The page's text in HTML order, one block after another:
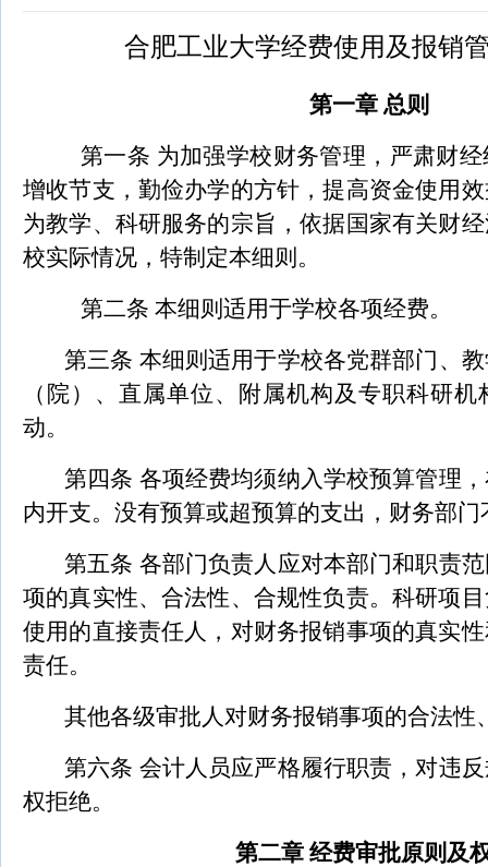
合肥工业大学经费使用及报销
第一章 总则
第一条 为加强学校财务管理，严肃财
增收节支，勤俭办学的方针，提高资金使用
为教学、科研服务的宗旨，依据国家有关财
校实际情况，特制定本细则。
第二条 本细则适用于学校各项经费。
第三条 本细则适用于学校各党群部门、
（院）、直属单位、附属机构及专职科研
动。
第四条 各项经费均须纳入学校预算管理
内开支。没有预算或超预算的支出，财务部门
第五条 各部门负责人应对本部门和职责
项的真实性、合法性、合规性负责。科研项
使用的直接责任人，对财务报销事项的真实
责任。
其他各级审批人对财务报销事项的合法性
第六条 会计人员应严格履行职责，对违
权拒绝。
第二章 经费审批原则及